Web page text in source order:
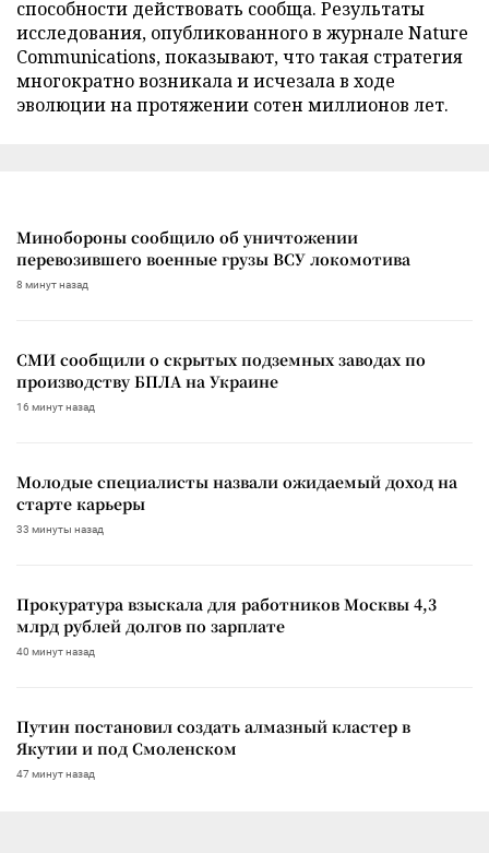
способности действовать сообща. Результаты
исследования, опубликованного в журнале Nature
Communications, показывают, что такая стратегия
многократно возникала и исчезала в ходе
эволюции на протяжении сотен миллионов лет.
Минобороны сообщило об уничтожении
перевозившего военные грузы ВСУ локомотива
8 минут назад
СМИ сообщили о скрытых подземных заводах по
производству БПЛА на Украине
16 минут назад
Молодые специалисты назвали ожидаемый доход на
старте карьеры
33 минуты назад
Прокуратура взыскала для работников Москвы 4,3
млрд рублей долгов по зарплате
40 минут назад
Путин постановил создать алмазный кластер в
Якутии и под Смоленском
47 минут назад